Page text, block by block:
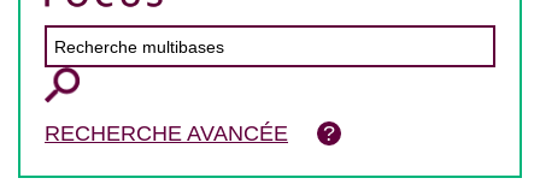
RECHERCHE AVANCÉE